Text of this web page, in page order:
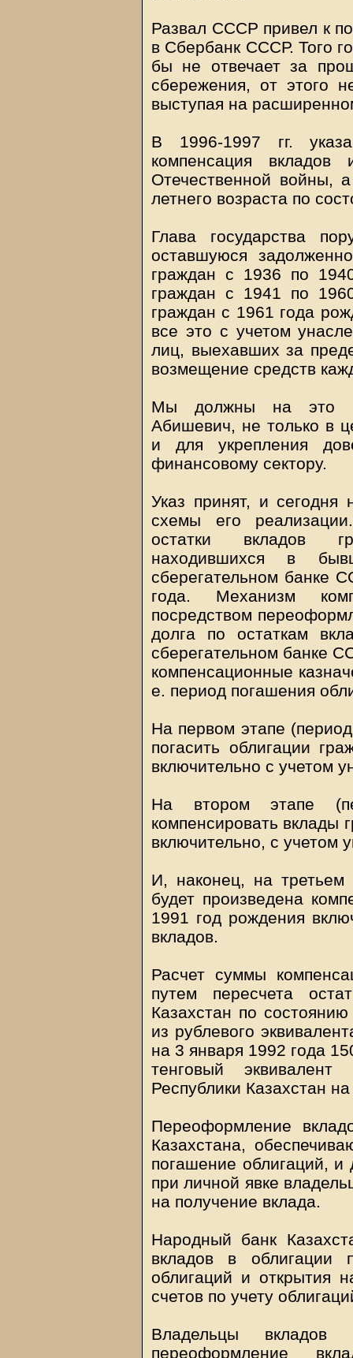
Развал СССР привел к
в Сбербанк СССР. Того
бы не отвечает за
сбережения, от этого
выступая на
В 1996-1997 гг.
компенсация вкладов
Отечественной войны,
летнего возраста по
Глава государства
оставшуюся
граждан с 1936 по
граждан с 1941 по
граждан с 1961 года
все это с учетом
лиц, выехавших за
возмещение средств
Мы должны на это
Абишевич, не только в
и для укрепления
финансовому сектору.
Указ принят, и
схемы его
остатки вкладов
находившихся в
сберегательном банке
года. Механизм
посредством
долга по остаткам
сберегательном банке
компенсационные
е. период погашения
На первом этапе
погасить облигации
включительно с учетом
На втором этапе
компенсировать вклады
включительно, с учетом
И, наконец, на
будет произведена
1991 год рождения
вкладов.
Расчет суммы
путем пересчета
Казахстан по
из рублевого
на 3 января 1992 года
тенговый
Республики Казахстан
Переоформление
Казахстана,
погашение облигаций,
при личной явке
на получение вклада.
Народный банк
вкладов в облигации
облигаций и открытия
счетов по учету
Владельцы
переоформление